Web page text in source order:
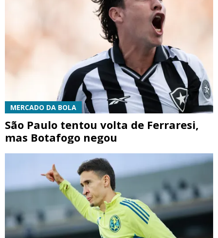
MERCADO DA BOLA
São Paulo tentou volta de Ferraresi,
mas Botafogo negou